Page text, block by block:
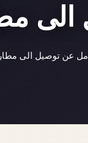
عن توصيل الى مطار